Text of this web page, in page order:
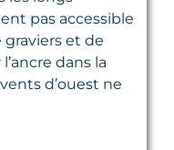
pas accessible
graviers et de
dans la
d’ouest ne